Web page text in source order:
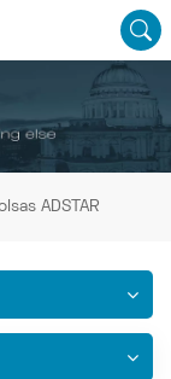
ADSTAR